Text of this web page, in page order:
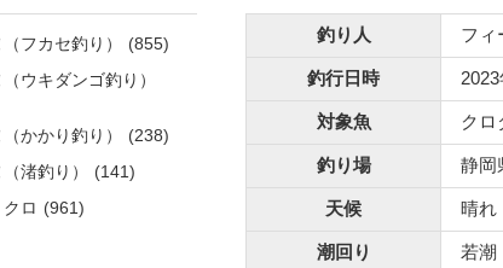
フカセ釣り）
(855)
ウキダンゴ釣り）
かかり釣り）
(238)
渚釣り）
(141)
ロ (961)
釣り人 フィ
釣行日時
対象魚 クロ
釣り場 静岡
天候 晴れ
潮回り 若潮